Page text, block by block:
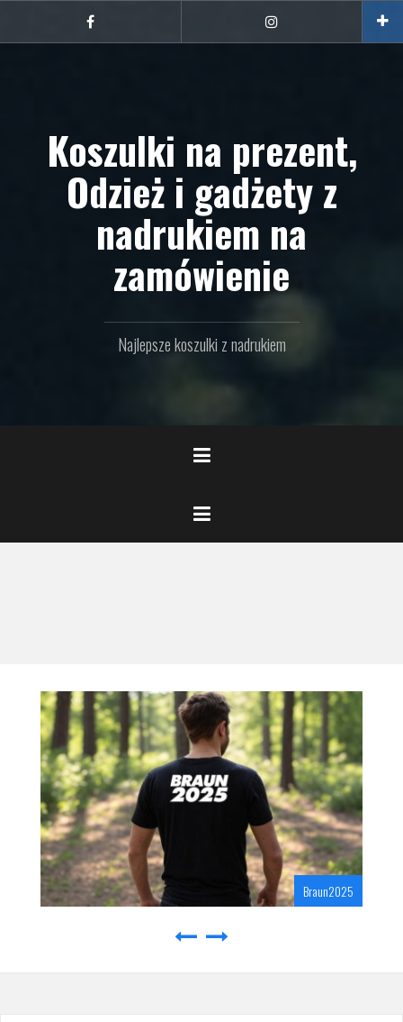
Facebook Instagram
Koszulki na prezent,
Odzież i gadżety z
nadrukiem na
zamówienie
Najlepsze koszulki z nadrukiem
Braun2025